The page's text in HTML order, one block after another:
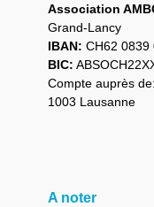
Association
Grand-Lancy
IBAN: CH62 0839
BIC:
Compte auprès
1003 Lausanne
A noter